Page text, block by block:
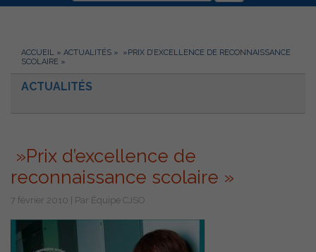
ACCUEIL » ACTUALITÉS »
»PRIX D’EXCELLENCE DE RECONNAISSANCE
SCOLAIRE »
ACTUALITÉS
»Prix d’excellence de
reconnaissance scolaire »
7 février 2010 | Par Équipe CJSO